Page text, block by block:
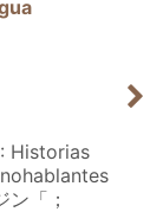
Historias
「；